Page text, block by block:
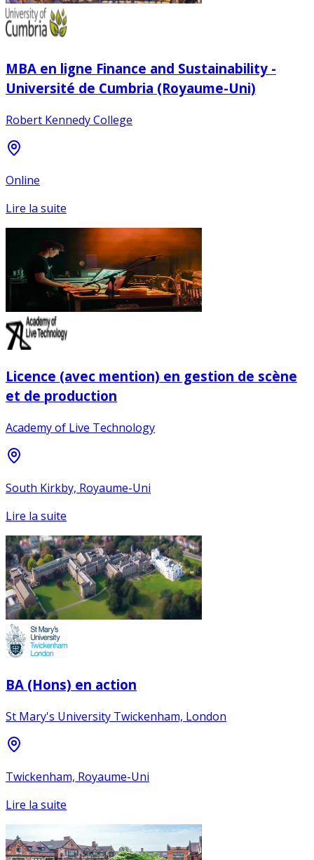
MBA en ligne Finance and Sustainability -
Université de Cumbria (Royaume-Uni)
Robert Kennedy College
Online
Lire la suite
Licence (avec mention) en gestion de scène
et de production
Academy of Live Technology
South Kirkby, Royaume-Uni
Lire la suite
BA (Hons) en action
St Mary's University Twickenham, London
Twickenham, Royaume-Uni
Lire la suite